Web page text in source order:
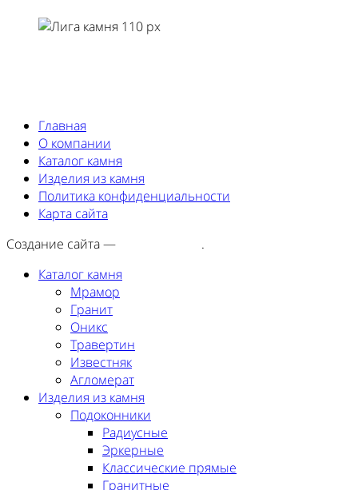
Главная
О компании
Каталог камня
Изделия из камня
Политика конфиденциальности
Карта сайта
Создание сайта —
.
Каталог камня
Мрамор
Гранит
Оникс
Травертин
Известняк
Агломерат
Изделия из камня
Подоконники
Радиусные
Эркерные
Классические прямые
Гранитные